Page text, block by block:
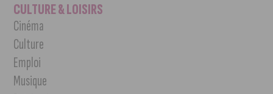
CULTURE & LOISIRS
Cinéma
Culture
Emploi
Musique